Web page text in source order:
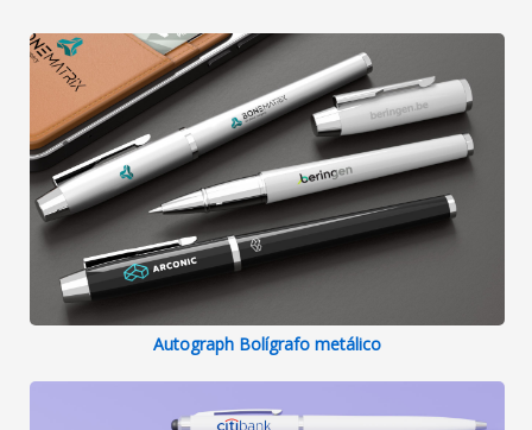
Autograph Bolígrafo metálico